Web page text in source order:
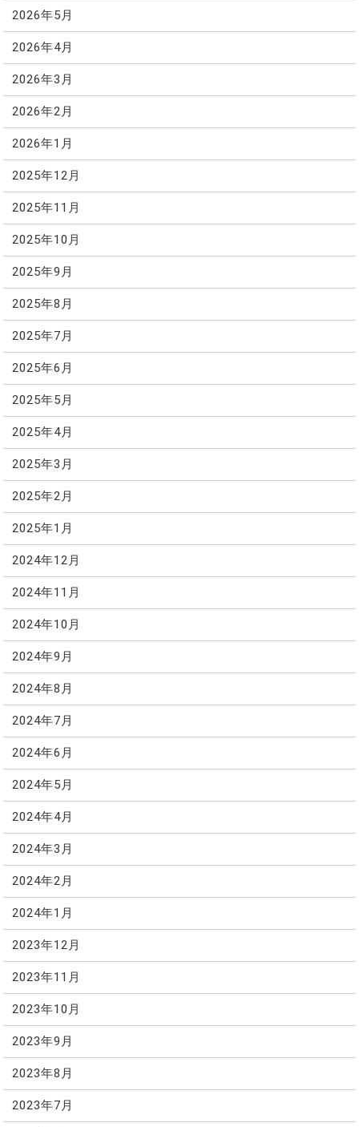
2026年5月
2026年4月
2026年3月
2026年2月
2026年1月
2025年12月
2025年11月
2025年10月
2025年9月
2025年8月
2025年7月
2025年6月
2025年5月
2025年4月
2025年3月
2025年2月
2025年1月
2024年12月
2024年11月
2024年10月
2024年9月
2024年8月
2024年7月
2024年6月
2024年5月
2024年4月
2024年3月
2024年2月
2024年1月
2023年12月
2023年11月
2023年10月
2023年9月
2023年8月
2023年7月